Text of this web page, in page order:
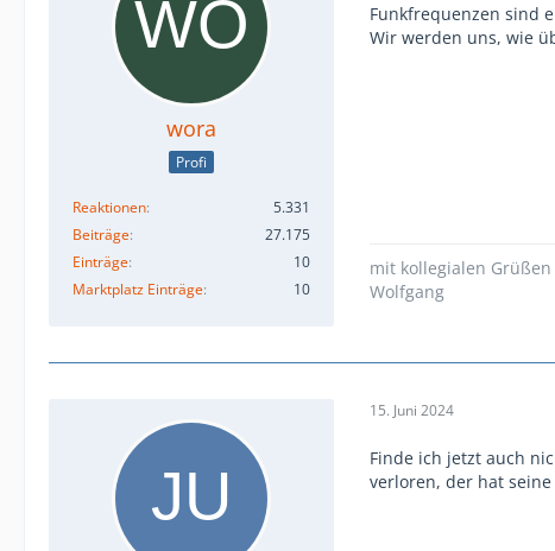
wora
Profi
Reaktionen
5.331
Beiträge
27.175
Einträge
10
Marktplatz Einträge
10
Funkfrequenzen sind
Wir werden uns, wie
mit kollegialen Grüßen
Wolfgang
15. Juni 2024
Finde ich jetzt auch
verloren, der hat